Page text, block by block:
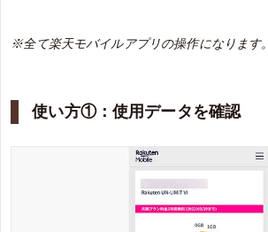
※全て楽天モバイルアプリの操作になります。
使い方①：使用データを確認